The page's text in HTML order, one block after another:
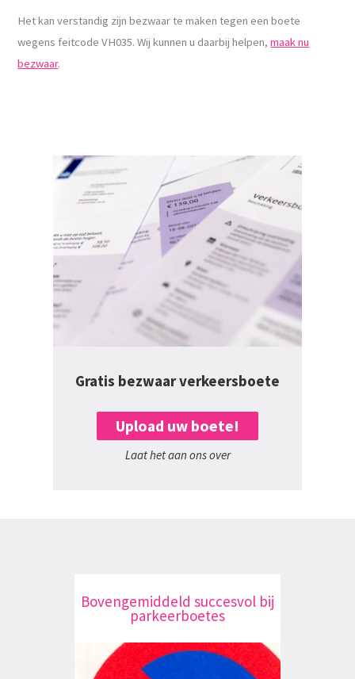
Het kan verstandig zijn bezwaar te maken tegen een boete
wegens feitcode VH035. Wij kunnen u daarbij helpen,maak nu
bezwaar.
Gratis bezwaar verkeersboete
Upload uw boete!
Laat het aan ons over
Bovengemiddeld succesvol bij
parkeerboetes